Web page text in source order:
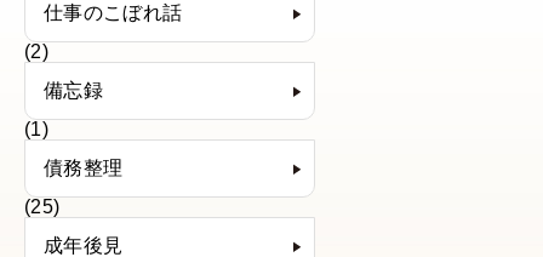
仕事のこぼれ話
(2)
備忘録
(1)
債務整理
(25)
成年後見